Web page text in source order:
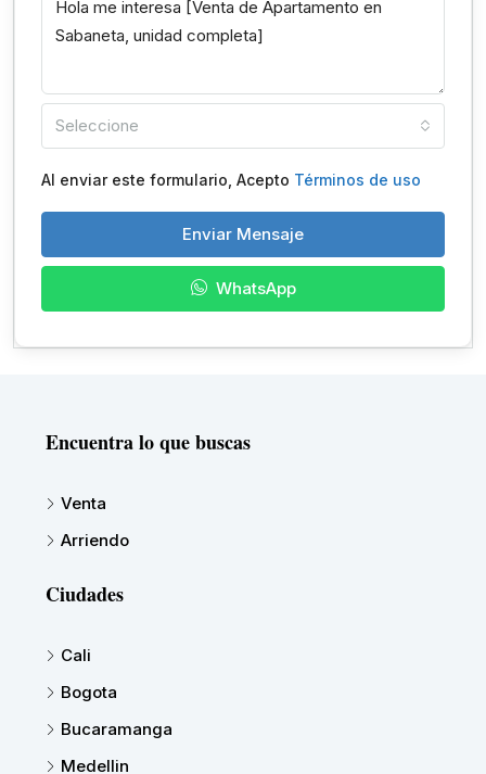
Seleccione
Al enviar este formulario, Acepto Términos de uso
Enviar Mensaje
WhatsApp
Encuentra lo que buscas
Venta
Arriendo
Ciudades
Cali
Bogota
Bucaramanga
Medellin